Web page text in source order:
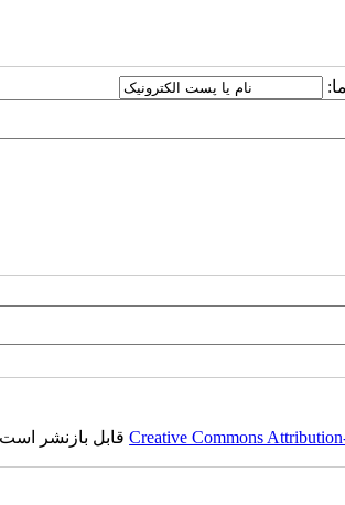
Creative Commonsقابل بازنشر